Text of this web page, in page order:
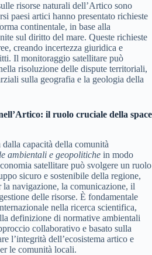
risorse naturali dell’Artico sono
paesi artici hanno presentato richieste
continentale, in base alla
sul diritto del mare. Queste richieste
creando incertezza giuridica e
Il monitoraggio satellitare può
risoluzione delle dispute territoriali,
sulla geografia e la geologia della
il ruolo cruciale della space
capacità della comunità
ambientali e geopolitiche in modo
satellitare può svolgere un ruolo
sicuro e sostenibile della regione,
navigazione, la comunicazione, il
delle risorse. È fondamentale
nella ricerca scientifica,
definizione di normative ambientali
collaborativo e basato sulla
l’integrità dell’ecosistema artico e
le comunità locali.